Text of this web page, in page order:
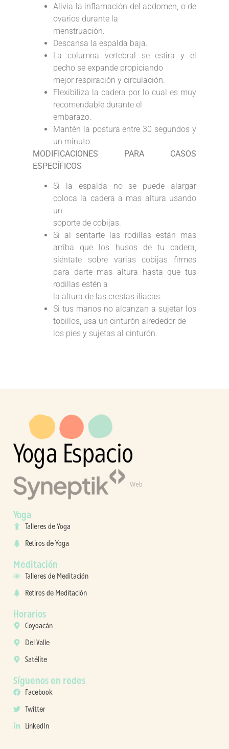
Alivia la inflamación del abdomen, o de
ovarios durante la
menstruación.
Descansa la espalda baja.
La columna vertebral se estira y el
pecho se expande propiciando
mejor respiración y circulación.
Flexibiliza la cadera por lo cual es muy
recomendable durante el
embarazo.
Mantén la postura entre 30 segundos y
un minuto.
MODIFICACIONES PARA CASOS
ESPECÍFICOS
Si la espalda no se puede alargar
coloca la cadera a mas altura usando
un
soporte de cobijas.
Si al sentarte las rodillas están mas
arriba que los husos de tu cadera,
siéntate sobre varias cobijas firmes
para darte mas altura hasta que tus
rodillas estén a
la altura de las crestas iliacas.
Si tus manos no alcanzan a sujetar los
tobillos, usa un cinturón alrededor de
los pies y sujetas al cinturón.
Web
Yoga
Talleres de Yoga
Retiros de Yoga
Meditación
Talleres de Meditación
Retiros de Meditación
Horarios
Coyoacán
Del Valle
Satélite
Síguenos en redes
Facebook
Twitter
LinkedIn